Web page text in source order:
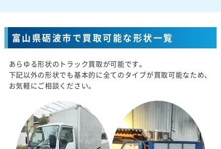
富山県砺波市で買取可能な形状一覧
あらゆる形状のトラック買取が可能です。
下記以外の形状でも基本的に全てのタイプが買取可能なため、
お気軽にご相談ください。